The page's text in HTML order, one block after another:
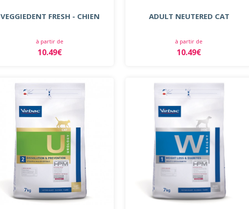
VEGGIEDENT FRESH - CHIEN
à partir de
10.49€
ADULT NEUTERED CAT
à partir de
10.49€